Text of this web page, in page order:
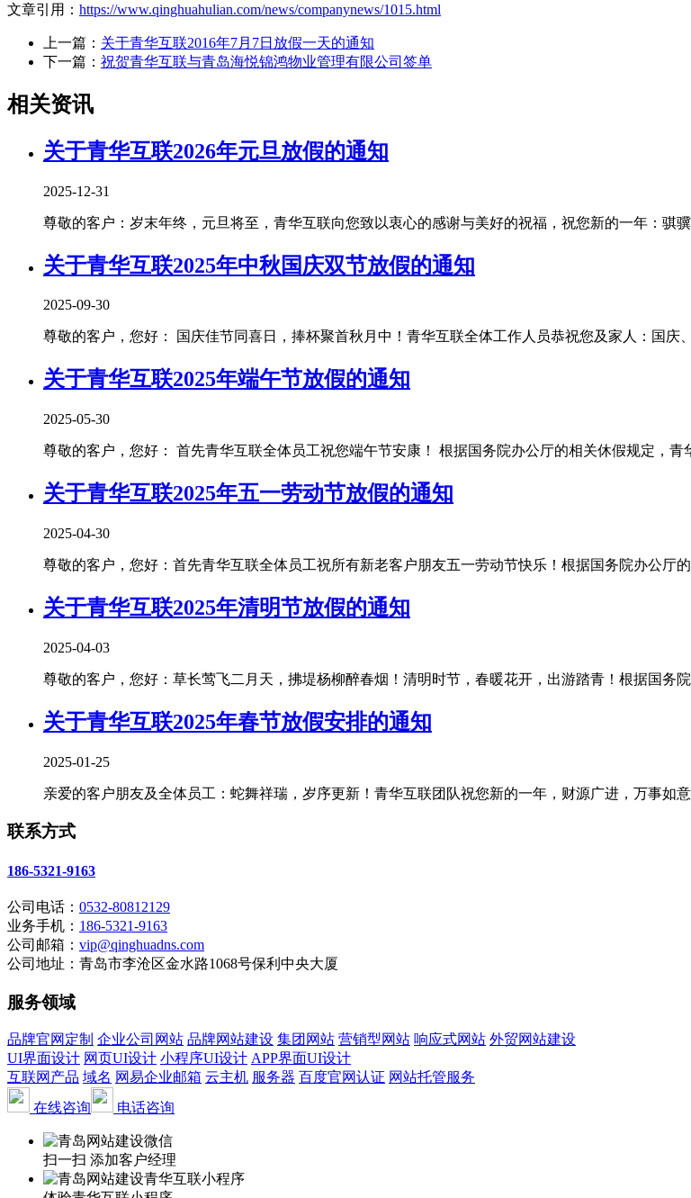
文章引用： https://www.qinghuahulian.com/news/companynews/1015.html
上一篇： 关于青华互联2016年7月7日放假一天的通知
下一篇： 祝贺青华互联与青岛海悦锦鸿物业管理有限公司签单
相关资讯
关于青华互联2026年元旦放假的通知
2025-12-31
尊敬的客户：岁末年终，元旦将至，青华互联向您致以衷心的感谢与美好的祝福，祝您新的一年：骐
关于青华互联2025年中秋国庆双节放假的通知
2025-09-30
尊敬的客户，您好： 国庆佳节同喜日，捧杯聚首秋月中！青华互联全体工作人员恭祝您及家人：国庆
关于青华互联2025年端午节放假的通知
2025-05-30
尊敬的客户，您好： 首先青华互联全体员工祝您端午节安康！ 根据国务院办公厅的相关休假规定，青
关于青华互联2025年五一劳动节放假的通知
2025-04-30
尊敬的客户，您好：首先青华互联全体员工祝所有新老客户朋友五一劳动节快乐！根据国务院办公厅
关于青华互联2025年清明节放假的通知
2025-04-03
尊敬的客户，您好：草长莺飞二月天，拂堤杨柳醉春烟！清明时节，春暖花开，出游踏青！根据国务
关于青华互联2025年春节放假安排的通知
2025-01-25
亲爱的客户朋友及全体员工：蛇舞祥瑞，岁序更新！青华互联团队祝您新的一年，财源广进，万事如
联系方式
186-5321-9163
公司电话： 0532-80812129
业务手机： 186-5321-9163
公司邮箱： vip@qinghuadns.com
公司地址：青岛市李沧区金水路1068号保利中央大厦
服务领域
品牌官网定制 企业公司网站 品牌网站建设 集团网站 营销型网站 响应式网站 外贸网站建设
UI界面设计 网页UI设计 小程序UI设计 APP界面UI设计
互联网产品 域名 网易企业邮箱 云主机 服务器 百度官网认证 网站托管服务
在线咨询
电话咨询
扫一扫 添加客户经理